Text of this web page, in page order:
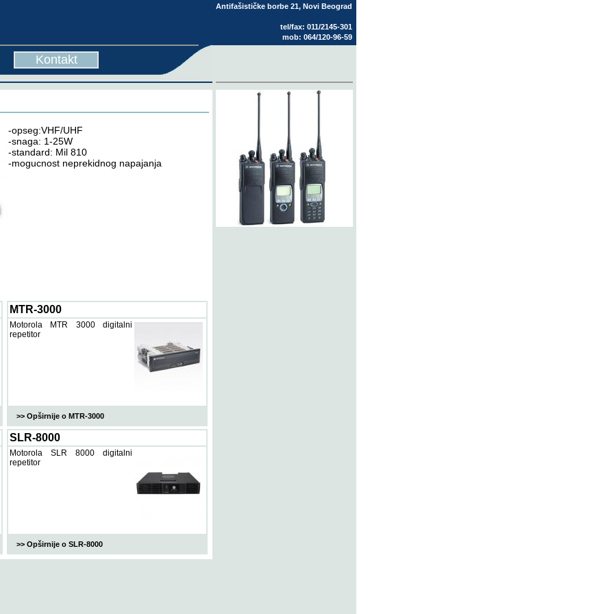
Kontakt
Antifašističke borbe 21, Novi Beograd
tel/fax: 011/2145-301
mob: 064/120-96-59
-opseg:VHF/UHF
-snaga: 1-25W
-standard: Mil 810
-mogucnost neprekidnog napajanja
MTR-3000
Motorola MTR 3000 digitalni
repetitor
>> Opširnije o MTR-3000
SLR-8000
Motorola SLR 8000 digitalni
repetitor
>> Opširnije o SLR-8000